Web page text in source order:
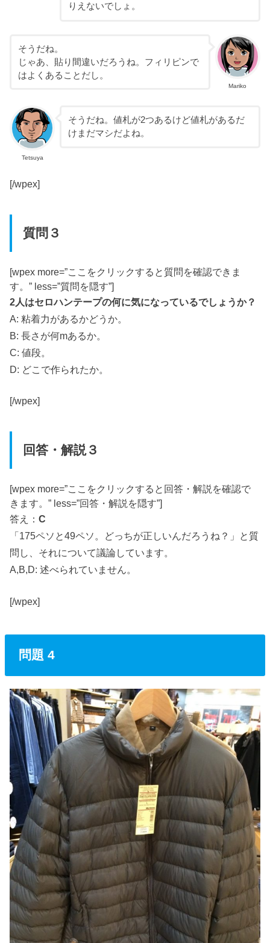
りえないでしょ。
Mariko
そうだね。
じゃあ、貼り間違いだろうね。フィリピンで
はよくあることだし。
Tetsuya
そうだね。値札が2つあるけど値札があるだ
けまだマシだよね。
[/wpex]
質問３
[wpex more=”ここをクリックすると質問を確認できま
す。” less=”質問を隠す”]
2人はセロハンテープの何に気になっているでしょうか？
A: 粘着力があるかどうか。
B: 長さが何mあるか。
C: 値段。
D: どこで作られたか。
[/wpex]
回答・解説３
[wpex more=”ここをクリックすると回答・解説を確認で
きます。” less=”回答・解説を隠す”]
答え：C
「175ペソと49ペソ。どっちが正しいんだろうね？」と質
問し、それについて議論しています。
A,B,D: 述べられていません。
[/wpex]
問題 4